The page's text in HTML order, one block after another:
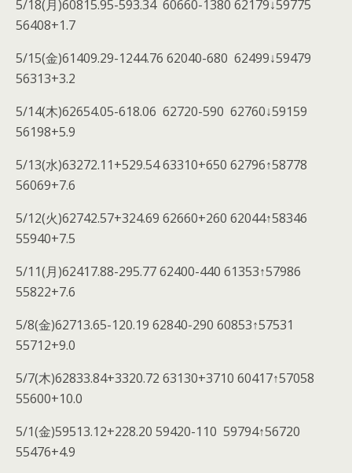
5/18(月)60815.95-593.34 60660-1380 62179↓59775
56408+1.7
5/15(金)61409.29-1244.76 62040-680 62499↓59479
56313+3.2
5/14(木)62654.05-618.06 62720-590 62760↓59159
56198+5.9
5/13(水)63272.11+529.54 63310+650 62796↑58778
56069+7.6
5/12(火)62742.57+324.69 62660+260 62044↑58346
55940+7.5
5/11(月)62417.88-295.77 62400-440 61353↑57986
55822+7.6
5/8(金)62713.65-120.19 62840-290 60853↑57531
55712+9.0
5/7(木)62833.84+3320.72 63130+3710 60417↑57058
55600+10.0
5/1(金)59513.12+228.20 59420-110 59794↑56720
55476+4.9